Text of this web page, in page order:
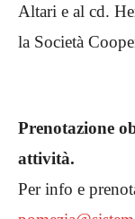
Altari e al cd.
la Società
Prenotazione
attività.
Per info e